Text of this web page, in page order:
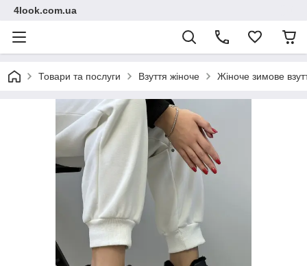
4look.com.ua
Товари та послуги Взуття жіноче Жіноче зимове